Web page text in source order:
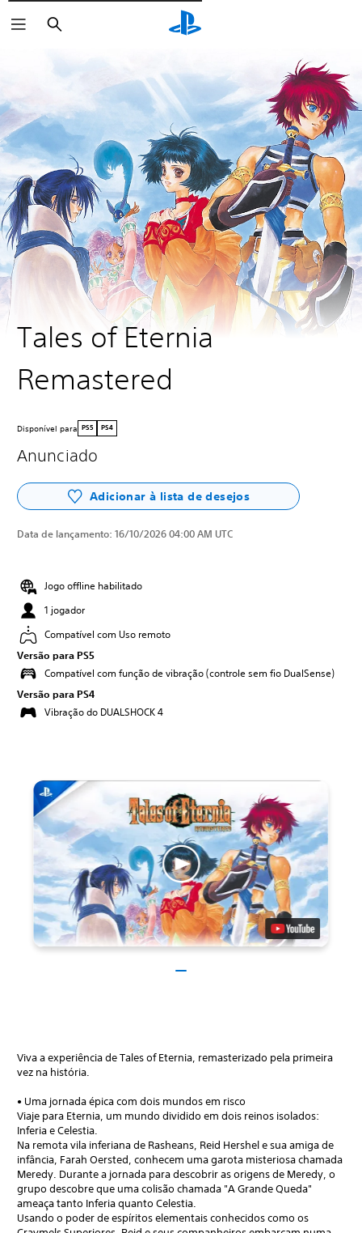
Pesquisar
Tales of Eternia
Remastered
Disponível para PS5 PS4
Anunciado
Adicionar à lista de desejos
Data de lançamento: 16/10/2026 04:00 AM UTC
Jogo offline habilitado
1 jogador
Compatível com Uso remoto
Versão para PS5
Compatível com função de vibração (controle sem fio DualSense)
Versão para PS4
Vibração do DUALSHOCK 4
Viva a experiência de Tales of Eternia, remasterizado pela primeira
vez na história.
• Uma jornada épica com dois mundos em risco
Viaje para Eternia, um mundo dividido em dois reinos isolados:
Inferia e Celestia.
Na remota vila inferiana de Rasheans, Reid Hershel e sua amiga de
infância, Farah Oersted, conhecem uma garota misteriosa chamada
Meredy. Durante a jornada para descobrir as origens de Meredy, o
grupo descobre que uma colisão chamada "A Grande Queda"
ameaça tanto Inferia quanto Celestia.
Usando o poder de espíritos elementais conhecidos como os